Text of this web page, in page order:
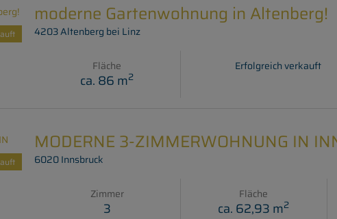
moderne Gartenwohnung in Altenberg!
4203 Altenberg bei Linz
Fläche
ca. 86 m2
Erfolgreich verkauft
MODERNE 3-ZIMMERWOHNUNG IN
6020 Innsbruck
Zimmer
3
Fläche
ca. 62,93 m2